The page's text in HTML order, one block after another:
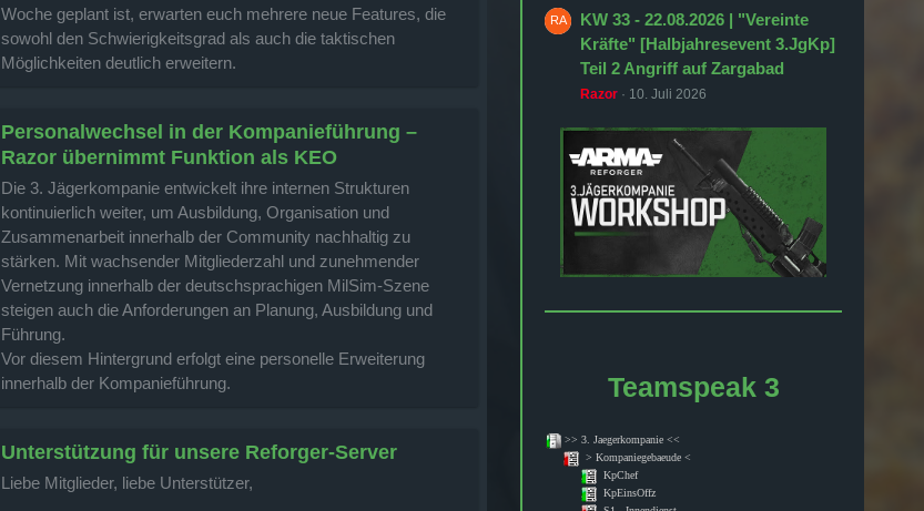
Woche geplant ist, erwarten euch mehrere neue Features, die
sowohl den Schwierigkeitsgrad als auch die taktischen
Möglichkeiten deutlich erweitern.
Personalwechsel in der Kompanieführung –
Razor übernimmt Funktion als KEO
Die 3. Jägerkompanie entwickelt ihre internen Strukturen
kontinuierlich weiter, um Ausbildung, Organisation und
Zusammenarbeit innerhalb der Community nachhaltig zu
stärken. Mit wachsender Mitgliederzahl und zunehmender
Vernetzung innerhalb der deutschsprachigen MilSim-Szene
steigen auch die Anforderungen an Planung, Ausbildung und
Führung.
Vor diesem Hintergrund erfolgt eine personelle Erweiterung
innerhalb der Kompanieführung.
Unterstützung für unsere Reforger-Server
Liebe Mitglieder, liebe Unterstützer,
KW 33 - 22.08.2026 | "Vereinte
Kräfte" [Halbjahresevent 3.JgKp]
Teil 2 Angriff auf Zargabad
Razor 10. Juli 2026
Teamspeak 3